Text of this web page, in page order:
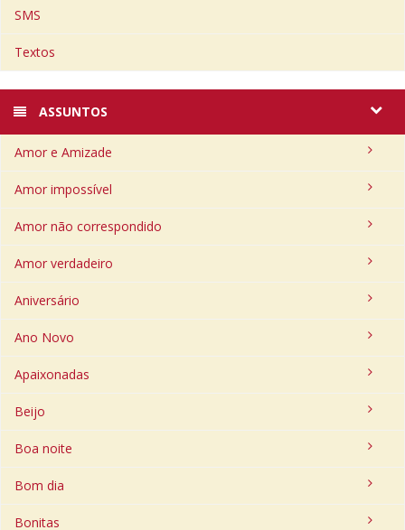
SMS
Textos
ASSUNTOS
Amor e Amizade
Amor impossível
Amor não correspondido
Amor verdadeiro
Aniversário
Ano Novo
Apaixonadas
Beijo
Boa noite
Bom dia
Bonitas